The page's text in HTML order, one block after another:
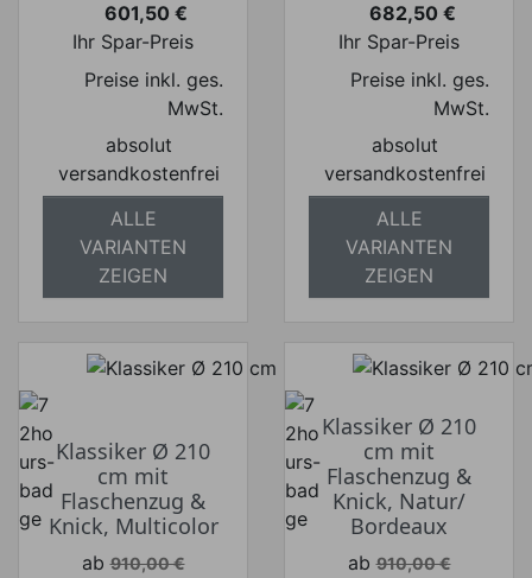
Preis
601,50 €
Ihr Spar-Preis
Preise inkl. ges.
MwSt.
absolut
versandkostenfrei
ALLE
VARIANTEN
ZEIGEN
Preis
682,50 €
Ihr Spar-Preis
Preise inkl. ges.
MwSt.
absolut
versandkostenfrei
ALLE
VARIANTEN
ZEIGEN
Klassiker Ø 210
cm mit
Flaschenzug &
Knick, Multicolor
Verkaufspreis
ab 910,00 €
Klassiker Ø 210
cm mit
Flaschenzug &
Knick, Natur/
Bordeaux
Verkaufspreis
ab 910,00 €